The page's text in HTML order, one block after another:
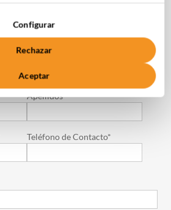
Apellidos*
Teléfono de Contacto*
Configurar
Rechazar
Aceptar